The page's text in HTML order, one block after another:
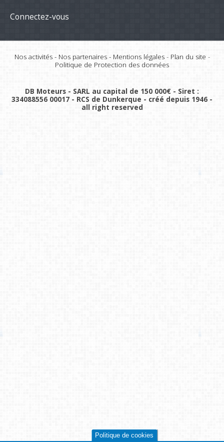
Connectez-vous
Nos activités- Nos partenaires- Mentions légales- Plan du site -
Politique de Protection des données
DB Moteurs - SARL au capital de 150 000€ - Siret :
334088556 00017 - RCS de Dunkerque - créé depuis 1946 -
all right reserved
Politique de cookies